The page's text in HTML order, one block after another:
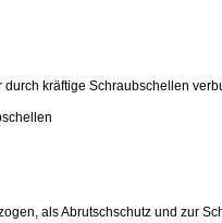
kräftige Schraubschellen
als Abrutschschutz und zur